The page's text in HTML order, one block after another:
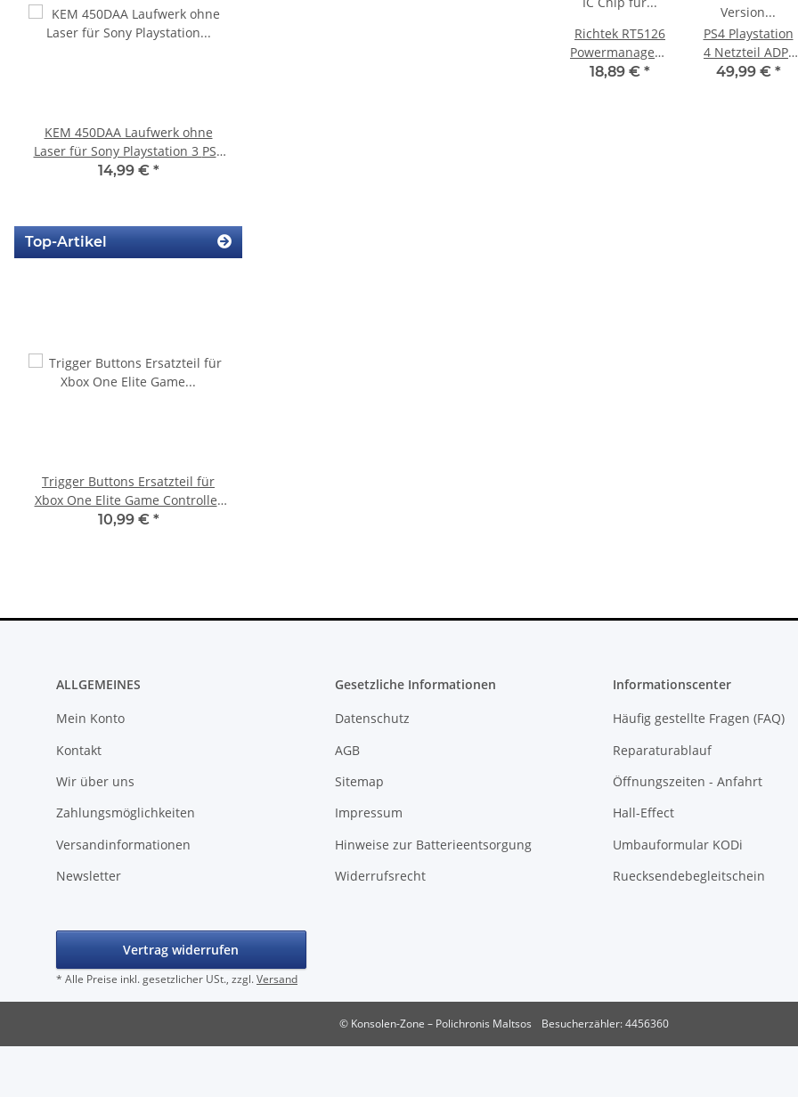
Richtek RT5126
Powermanagement
IC Chip für
18,89 € *
PS4 Playstation
4 Netzteil ADP-
240AR - 5 Pin
49,99 € *
KEM 450DAA Laufwerk ohne
Laser für Sony Playstation 3 PS3
Slim
14,99 € *
Top-Artikel
Trigger Buttons Ersatzteil für
Xbox One Elite Game Controller
Silber
10,99 € *
ALLGEMEINES
Mein Konto
Kontakt
Wir über uns
Zahlungsmöglichkeiten
Versandinformationen
Newsletter
Gesetzliche Informationen
Datenschutz
AGB
Sitemap
Impressum
Hinweise zur Batterieentsorgung
Widerrufsrecht
Informationscenter
Häufig gestellte Fragen (FAQ)
Reparaturablauf
Öffnungszeiten - Anfahrt
Hall-Effect
Umbauformular KODi
Ruecksendebegleitschein
Vertrag widerrufen
* Alle Preise inkl. gesetzlicher USt., zzgl.Versand
© Konsolen-Zone – Polichronis Maltsos Besucherzähler: 4456360